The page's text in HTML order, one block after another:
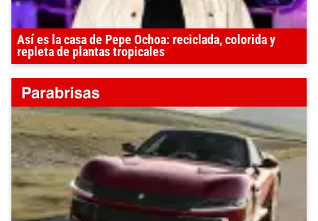
Así es la casa de Pepe Ochoa: reciclada, colorida y
repleta de plantas tropicales